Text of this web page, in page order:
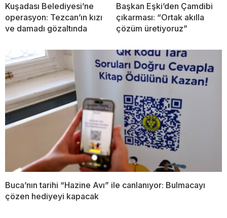
Kuşadası Belediyesi’ne
operasyon: Tezcan’ın kızı
ve damadı gözaltında
Başkan Eşki’den Çamdibi
çıkarması: “Ortak akılla
çözüm üretiyoruz”
Buca’nın tarihi “Hazine Avı” ile canlanıyor: Bulmacayı
çözen hediyeyi kapacak